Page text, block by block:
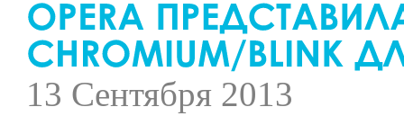
13 Сентября 2013